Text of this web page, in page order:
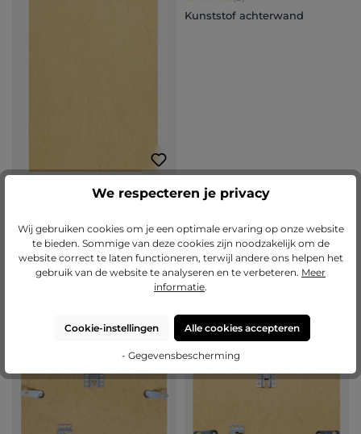
2,5mm
€ 2,25
Details
Kunststof achterwand
€ 1,70
Details
We respecteren je privacy
Wij gebruiken cookies om je een optimale ervaring op onze website
te bieden. Sommige van deze cookies zijn noodzakelijk om de
website correct te laten functioneren, terwijl andere ons helpen het
gebruik van de website te analyseren en te verbeteren. Meer
informatie.
Cookie-instellingen Alle cookies accepteren
- Gegevensbescherming